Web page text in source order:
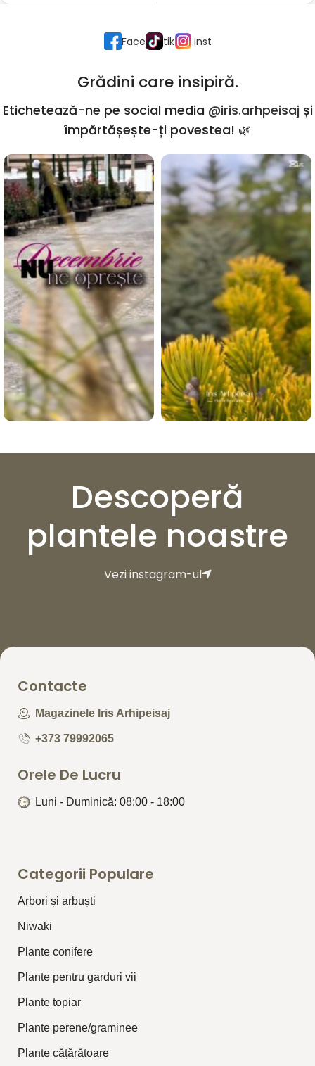
Face tik .inst
Grădini care insipiră.
Etichetează-ne pe social media @iris.arhpeisaj și
împărtășește-ți povestea! 🌿
Descoperă
plantele noastre
Vezi instagram-ul
Contacte
Magazinele Iris Arhipeisaj
+373 79992065
Orele De Lucru
Luni - Duminică: 08:00 - 18:00
Categorii Populare
Arbori și arbuști
⁠Niwaki
Plante conifere
Plante pentru garduri vii
Plante topiar
Plante perene/graminee
Plante cățărătoare